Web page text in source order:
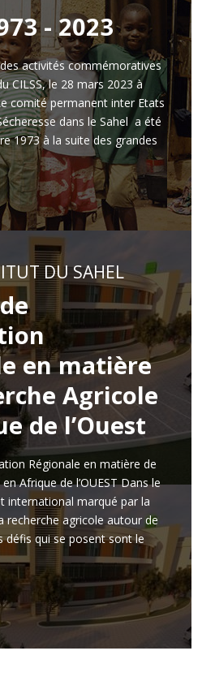
- 2023
activités commémoratives
CILSS, le 28 mars 2023 à
comité permanent inter Etats
dans le Sahel a été
1973 à la suite des grandes
DU SAHEL
en matière
Agricole
de l’Ouest
Régionale en matière de
Afrique de l’OUEST Dans le
international marqué par la
recherche agricole autour de
défis qui se posent sont le